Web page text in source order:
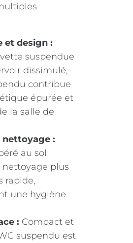
et design :
suspendue
dissimulé,
contribue
épurée et
la salle de
nettoyage :
au sol
plus
rapide,
une hygiène
: Compact et
suspendu est